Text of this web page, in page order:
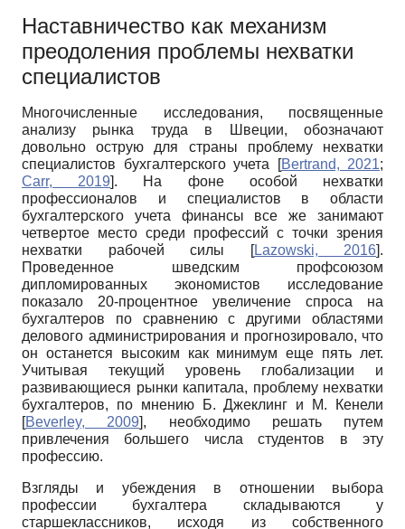
Наставничество как механизм
преодоления проблемы нехватки
специалистов
Многочисленные исследования, посвященные
анализу рынка труда в Швеции, обозначают
довольно острую для страны проблему нехватки
специалистов бухгалтерского учета
[Bertrand, 2021;
Carr, 2019]. На фоне особой нехватки
профессионалов и специалистов в области
бухгалтерского учета финансы все же занимают
четвертое место среди профессий с точки зрения
нехватки рабочей силы
[Lazowski, 2016].
Проведенное шведским профсоюзом
дипломированных экономистов исследование
показало 20-процентное увеличение спроса на
бухгалтеров по сравнению с другими областями
делового администрирования и прогнозировало, что
он останется высоким как минимум еще пять лет.
Учитывая текущий уровень глобализации и
развивающиеся рынки капитала, проблему нехватки
бухгалтеров, по мнению Б. Джеклинг и М. Кенели
[Beverley, 2009], необходимо решать путем
привлечения большего числа студентов в эту
профессию.
Взгляды и убеждения в отношении выбора
профессии бухгалтера складываются у
старшеклассников, исходя из собственного